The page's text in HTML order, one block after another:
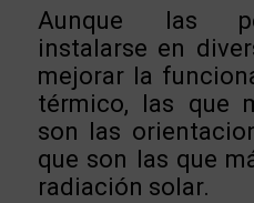
Aunque las
instalarse en
mejorar la
térmico, las que
son las
que son las que
radiación solar.